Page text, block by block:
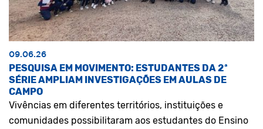
09.06.26
PESQUISA EM MOVIMENTO: ESTUDANTES DA 2ª
SÉRIE AMPLIAM INVESTIGAÇÕES EM AULAS DE
CAMPO
Vivências em diferentes territórios, instituições e
comunidades possibilitaram aos estudantes do Ensino